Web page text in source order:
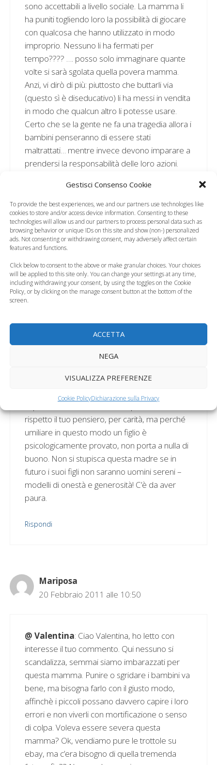
Gestisci Consenso Cookie
To provide the best experiences, we and our partners use technologies like
cookies to store and/or access device information. Consenting to these
technologies will allow us and our partners to process personal data such as
browsing behavior or unique IDs on this site and show (non-) personalized
ads. Not consenting or withdrawing consent, may adversely affect certain
features and functions.
Click below to consent to the above or make granular choices. Your choices
will be applied to this site only. You can change your settings at any time,
including withdrawing your consent, by using the toggles on the Cookie
Policy, or by clicking on the manage consent button at the bottom of the
screen.
ACCETTA
NEGA
VISUALIZZA PREFERENZE
Cookie PolicyDichiarazione sulla Privacy
sono accettabili a livello sociale. La mamma li
ha puniti togliendo loro la possibilità di giocare
con qualcosa che hanno utilizzato in modo
improprio. Nessuno li ha fermati per
tempo???? …. posso solo immaginare quante
volte si sarà sgolata quella povera mamma.
Anzi, vi dirò di più: piuttosto che buttarli via
(questo sì è diseducativo) li ha messi in vendita
in modo che qualcun altro li potesse usare.
Certo che se la gente ne fa una tragedia allora i
bambini penseranno di essere stati
maltrattati… mentre invece devono imparare a
prendersi la responsabilità delle loro azioni.
Alessandra
@Valentina, ma hai figli?? Forse no. Perché io
se vedo che il suo divertirsi porta un mio
dispiacere – vedi vasca da bagno della
tempo le trottole e non le vede più, garantito.
Mi fanno venire la pelle d’oca quelli che
rispetto il tuo pensiero, per carità, ma perché
umiliare in questo modo un figlio è
psicologicamente provato, non porta a nulla di
buono. Non si stupisca questa madre se in
futuro i suoi figli non saranno uomini sereni –
modelli di onestà e generosità! C’è da aver
paura.
Rispondi
Mariposa
20 Febbraio 2011 alle 10:50
@ Valentina: Ciao Valentina, ho letto con
interesse il tuo commento. Qui nessuno si
scandalizza, semmai siamo imbarazzati per
questa mamma. Punire o sgridare i bambini va
bene, ma bisogna farlo con il giusto modo,
affinchè i piccoli possano davvero capire i loro
errori e non viverli con mortificazione o senso
di colpa. Voleva essere severa questa
mamma? Ok, vendiamo pure le trottole su
ebay, ma c’era bisogno di quella tremenda